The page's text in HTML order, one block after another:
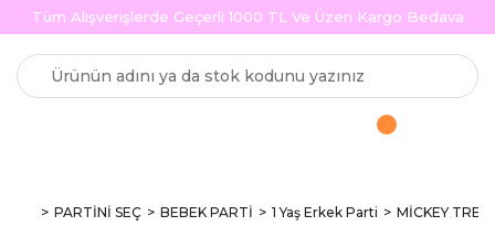
Tüm Alışverişlerde Geçerli 1000 TL Ve Üzeri Kargo Bedava
PARTİNİ SEÇ BEBEK PARTİ 1 Yaş Erkek Parti MİCKEY